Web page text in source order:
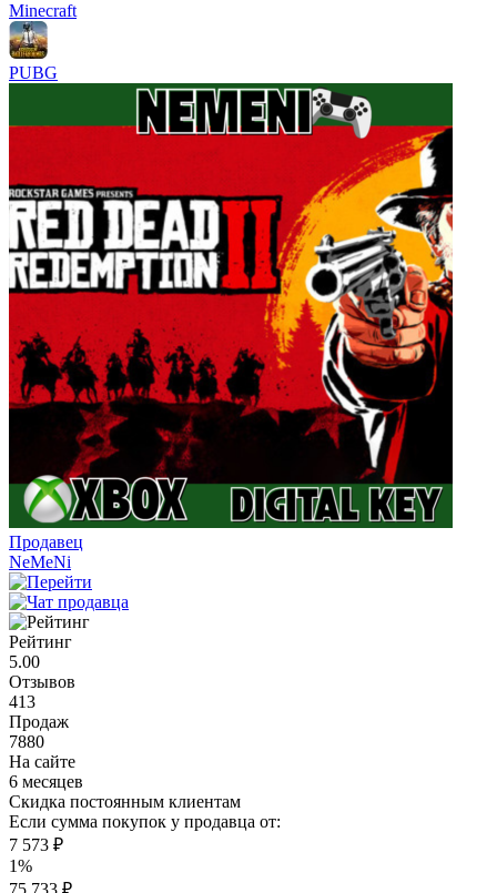
Minecraft
PUBG
Продавец
NeMeNi
Рейтинг
5.00
Отзывов
413
Продаж
7880
На сайте
6 месяцев
Скидка постоянным клиентам
Если сумма покупок у продавца от:
7 573 ₽
1%
75 733 ₽